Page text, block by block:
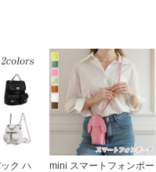
ら ポ
装
5CM 55CM
ク ハ
mini スマートフォンポー